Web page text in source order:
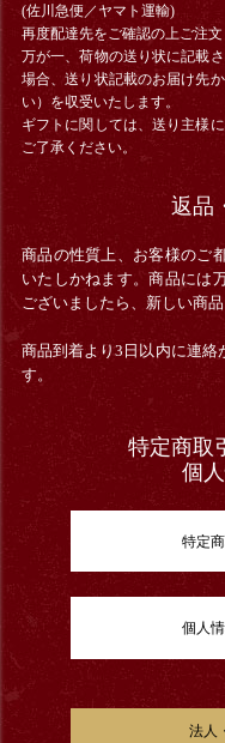
(佐川急便／ヤマト運輸)
再度配達先をご確認の上ご注文
万が一、荷物の送り状に記載
場合、送り状記載のお届け先
い）を収受いたします。
ギフトに関しては、送り主様
ご了承ください。
返品
商品の性質上、お客様のご
いたしかねます。商品には
ございましたら、新しい商
商品到着より3日以内に連絡
す。
特定商取
個
特定
個人
法人